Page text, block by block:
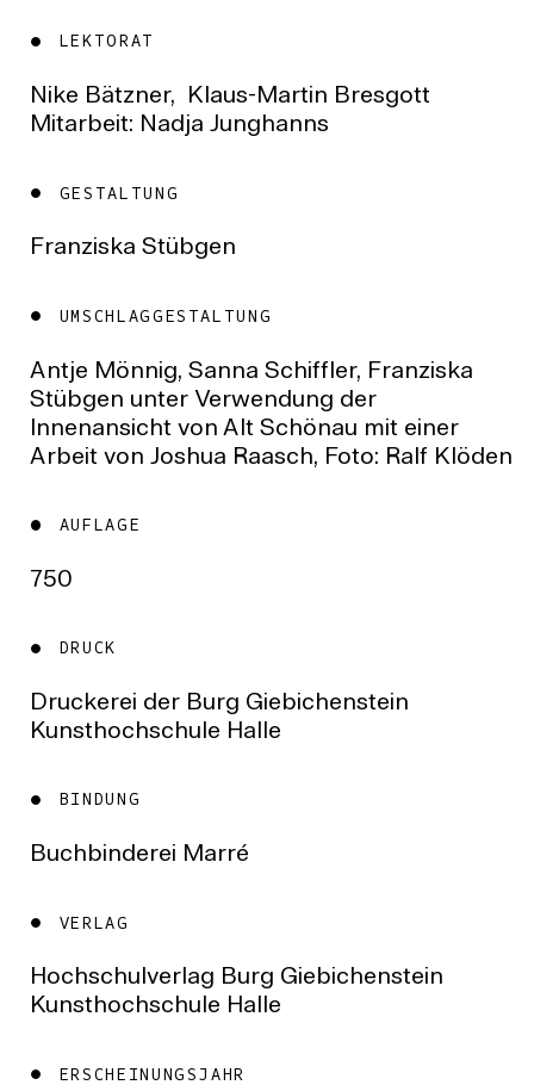
LEKTORAT
Nike Bätzner, Klaus-Martin Bresgott
Mitarbeit: Nadja Junghanns
GESTALTUNG
Franziska Stübgen
UMSCHLAGGESTALTUNG
Antje Mönnig, Sanna Schiffler, Franziska
Stübgen unter Verwendung der
Innenansicht von Alt Schönau mit einer
Arbeit von Joshua Raasch, Foto: Ralf Klöden
AUFLAGE
750
DRUCK
Druckerei der Burg Giebichenstein
Kunsthochschule Halle
BINDUNG
Buchbinderei Marré
VERLAG
Hochschulverlag Burg Giebichenstein
Kunsthochschule Halle
ERSCHEINUNGSJAHR